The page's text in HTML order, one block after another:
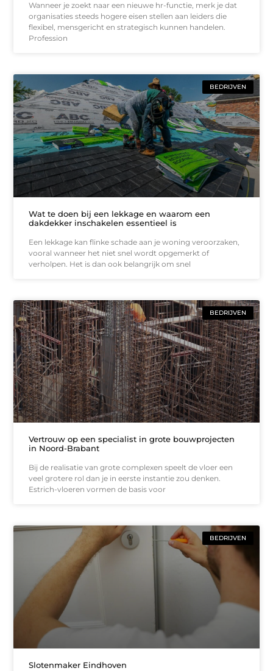
Wanneer je zoekt naar een nieuwe hr-functie, merk je dat
organisaties steeds hogere eisen stellen aan leiders die
flexibel, mensgericht en strategisch kunnen handelen.
Profession
BEDRIJVEN
Wat te doen bij een lekkage en waarom een
dakdekker inschakelen essentieel is
Een lekkage kan flinke schade aan je woning veroorzaken,
vooral wanneer het niet snel wordt opgemerkt of
verholpen. Het is dan ook belangrijk om snel
BEDRIJVEN
Vertrouw op een specialist in grote bouwprojecten
in Noord-Brabant
Bij de realisatie van grote complexen speelt de vloer een
veel grotere rol dan je in eerste instantie zou denken.
Estrich-vloeren vormen de basis voor
BEDRIJVEN
Slotenmaker Eindhoven